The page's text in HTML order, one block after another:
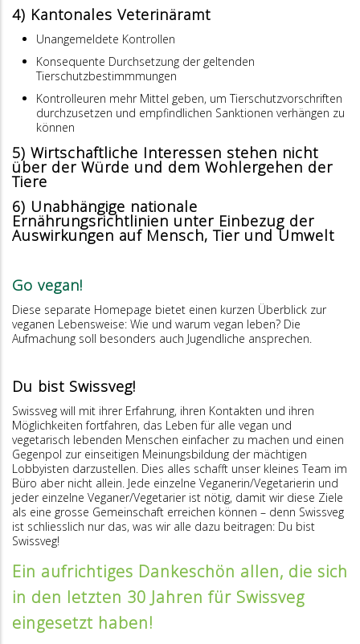
4) Kantonales Veterinäramt
Unangemeldete Kontrollen
Konsequente Durchsetzung der geltenden
Tierschutzbestimmmungen
Kontrolleuren mehr Mittel geben, um Tierschutzvorschriften
durchzusetzen und empfindlichen Sanktionen verhängen zu
können
5) Wirtschaftliche Interessen stehen nicht
über der Würde und dem Wohlergehen der
Tiere
6) Unabhängige nationale
Ernährungsrichtlinien unter Einbezug der
Auswirkungen auf Mensch, Tier und Umwelt
Go vegan!
Diese separate Homepage bietet einen kurzen Überblick zur
veganen Lebensweise: Wie und warum vegan leben? Die
Aufmachung soll besonders auch Jugendliche ansprechen.
Du bist Swissveg!
Swissveg will mit ihrer Erfahrung, ihren Kontakten und ihren
Möglichkeiten fortfahren, das Leben für alle vegan und
vegetarisch lebenden Menschen einfacher zu machen und einen
Gegenpol zur einseitigen Meinungsbildung der mächtigen
Lobbyisten darzustellen. Dies alles schafft unser kleines Team im
Büro aber nicht allein. Jede einzelne Veganerin/Vegetarierin und
jeder einzelne Veganer/Vegetarier ist nötig, damit wir diese Ziele
als eine grosse Gemeinschaft erreichen können – denn Swissveg
ist schliesslich nur das, was wir alle dazu beitragen: Du bist
Swissveg!
Ein aufrichtiges Dankeschön allen, die sich
in den letzten 30 Jahren für Swissveg
eingesetzt haben!